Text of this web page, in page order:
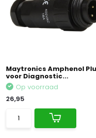
Maytronics Amphenol
voor Diagnostic...
Op voorraad
26,95